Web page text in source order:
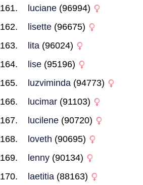
luciane (96994)
lisette (96675)
lita (96024)
lise (95196)
luzviminda (94773)
lucimar (91103)
lucilene (90720)
loveth (90695)
lenny (90134)
laetitia (88163)